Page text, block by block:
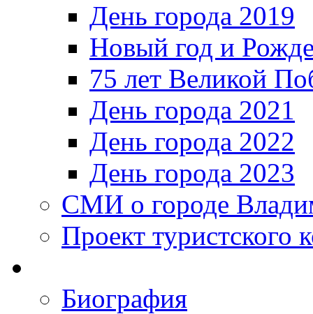
День города 2019
Новый год и
75 лет Великой
День города 2021
День города 2022
День города 2023
СМИ о городе
Проект туристского
Биография